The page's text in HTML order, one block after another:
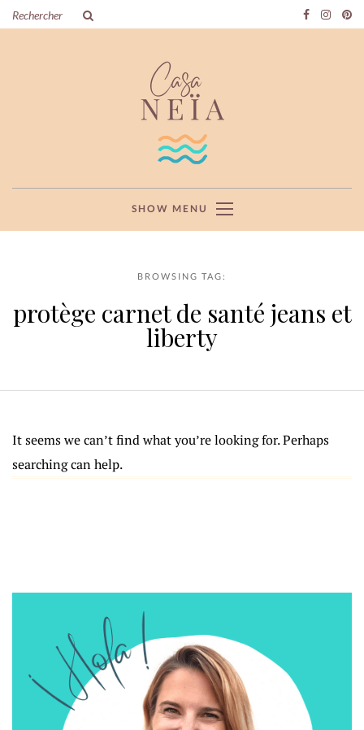
SHOW MENU
BROWSING TAG:
protège carnet de santé jeans et
liberty
It seems we can’t find what you’re looking for. Perhaps
searching can help.